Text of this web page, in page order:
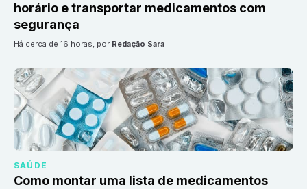
horário e transportar medicamentos com
segurança
há cerca de 16 horas, por Redação Sara
SAÚDE
Como montar uma lista de medicamentos